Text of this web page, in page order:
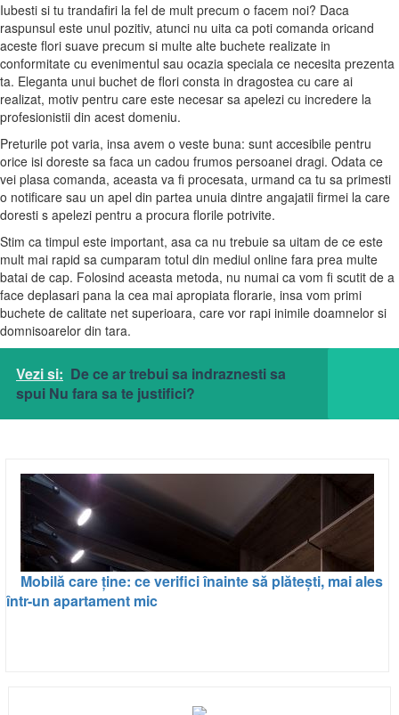
Iubesti si tu trandafiri la fel de mult precum o facem noi? Daca
raspunsul este unul pozitiv, atunci nu uita ca poti comanda oricand
aceste flori suave precum si multe alte buchete realizate in
conformitate cu evenimentul sau ocazia speciala ce necesita prezenta
ta. Eleganta unui buchet de flori consta in dragostea cu care ai
realizat, motiv pentru care este necesar sa apelezi cu incredere la
profesionistii din acest domeniu.
Preturile pot varia, insa avem o veste buna: sunt accesibile pentru
orice isi doreste sa faca un cadou frumos persoanei dragi. Odata ce
vei plasa comanda, aceasta va fi procesata, urmand ca tu sa primesti
o notificare sau un apel din partea unuia dintre angajatii firmei la care
doresti s apelezi pentru a procura florile potrivite.
Stim ca timpul este important, asa ca nu trebuie sa uitam de ce este
mult mai rapid sa cumparam totul din mediul online fara prea multe
batai de cap. Folosind aceasta metoda, nu numai ca vom fi scutit de a
face deplasari pana la cea mai apropiata florarie, insa vom primi
buchete de calitate net superioara, care vor rapi inimile doamnelor si
domnisoarelor din tara.
Vezi si: De ce ar trebui sa indraznesti sa
spui Nu fara sa te justifici?
Mobilă care ține: ce verifici înainte să plătești, mai ales
într-un apartament mic